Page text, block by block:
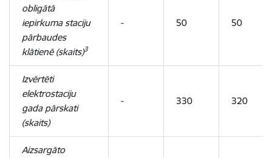
obligātā
iepirkuma staciju
pārbaudes
klātienē (skaits)3
- 50 50
Izvērtēti
elektrostaciju
gada pārskati
(skaits)
- 330 320
Aizsargāto